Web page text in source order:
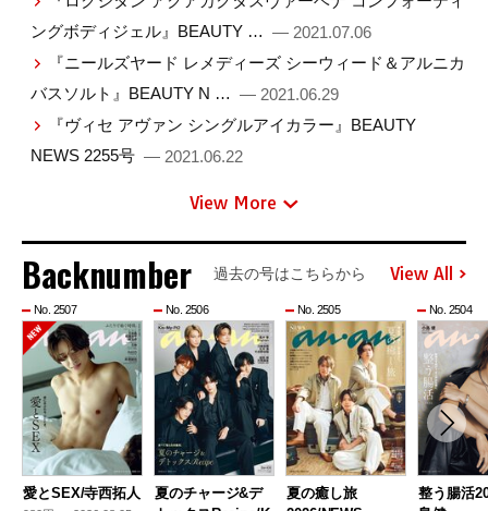
ングボディジェル』BEAUTY … — 2021.07.06
『ニールズヤード レメディーズ シーウィード＆アルニカ
バスソルト』BEAUTY N … — 2021.06.29
『ヴィセ アヴァン シングルアイカラー』BEAUTY
NEWS 2255号 — 2021.06.22
View More
Backnumber 過去の号はこちらから View All
No. 2507
愛とSEX/寺西拓人
No. 2506
夏のチャージ&デ
No. 2505
夏の癒し旅
No. 2504
整う腸活